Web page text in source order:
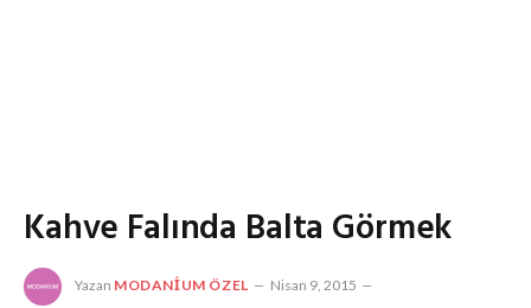
Kahve Falında Balta Görmek
Yazan MODANIUM ÖZEL
Nisan 9, 2015